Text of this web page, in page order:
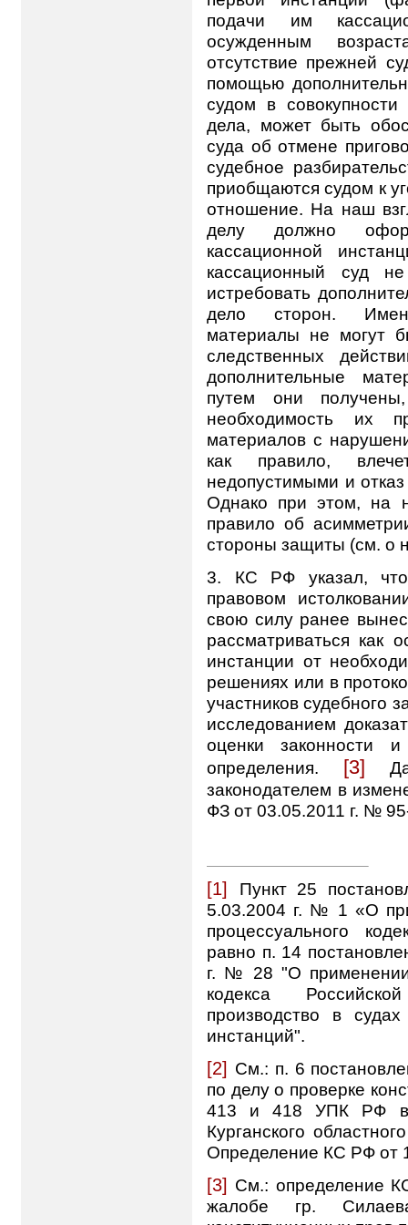
подачи им
осужденным
отсутствие прежней
помощью
судом в
дела, может быть
суда об отмене
судебное
приобщаются судом к
отношение. На наш
делу должно
кассационной
кассационный суд
истребовать
дело сторон.
материалы не могут
следственных
дополнительные
путем они
необходимость их
материалов с
как правило,
недопустимыми и
Однако при этом, на
правило об
стороны защиты (см. о
3. КС РФ указал,
правовом
свою силу ранее
рассматриваться как
инстанции от
решениях или в
участников судебного
исследованием
оценки законности и
определения.
[3]
законодателем в
ФЗ от 03.05.2011 г. №
[1] Пункт 25
5.03.2004 г. № 1 «О
процессуального
равно п. 14
г. № 28 "О применении
кодекса
производство в
инстанций".
[2] См.: п. 6
по делу о проверке
413 и 418 УПК РФ в
Курганского
Определение КС РФ от
[3] См.: определение
жалобе гр.